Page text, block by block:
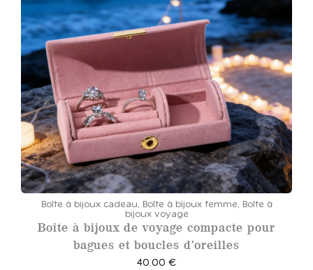
e
p
r
i
x
8
4
.
0
0
Boîte à bijoux cadeau, Boîte à bijoux femme, Boîte à
bijoux voyage
Boîte à bijoux de voyage compacte pour
bagues et boucles d’oreilles
40.00 €